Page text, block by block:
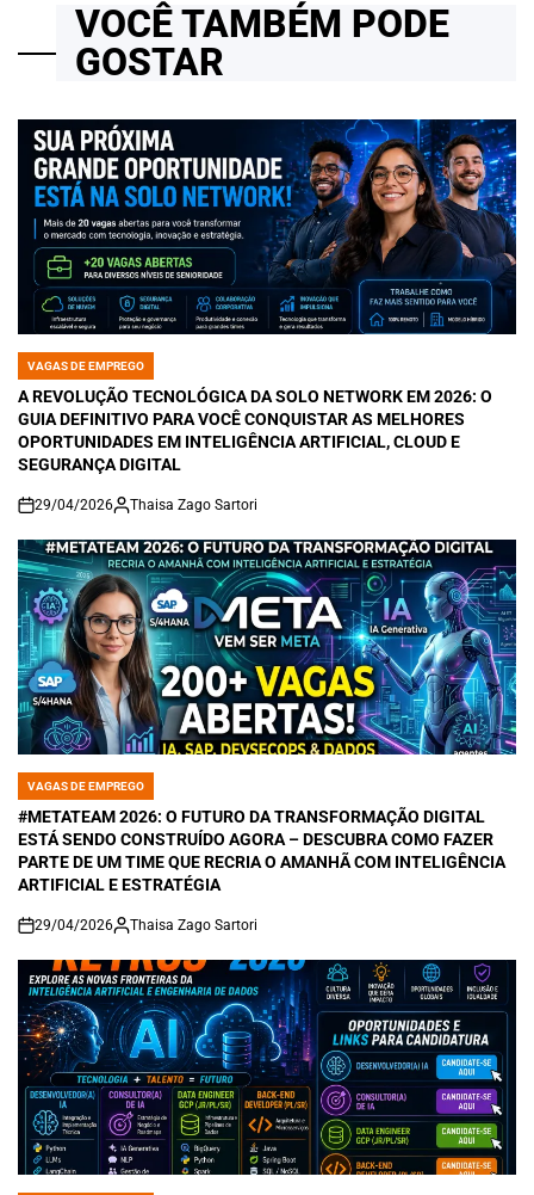
VOCÊ TAMBÉM PODE
GOSTAR
POSTED
IN
VAGAS DE EMPREGO
A REVOLUÇÃO TECNOLÓGICA DA SOLO NETWORK EM 2026: O
GUIA DEFINITIVO PARA VOCÊ CONQUISTAR AS MELHORES
OPORTUNIDADES EM INTELIGÊNCIA ARTIFICIAL, CLOUD E
SEGURANÇA DIGITAL
on
29/04/2026 Thaisa Zago Sartori
POSTED
IN
VAGAS DE EMPREGO
#METATEAM 2026: O FUTURO DA TRANSFORMAÇÃO DIGITAL
ESTÁ SENDO CONSTRUÍDO AGORA – DESCUBRA COMO FAZER
PARTE DE UM TIME QUE RECRIA O AMANHÃ COM INTELIGÊNCIA
ARTIFICIAL E ESTRATÉGIA
on
29/04/2026 Thaisa Zago Sartori